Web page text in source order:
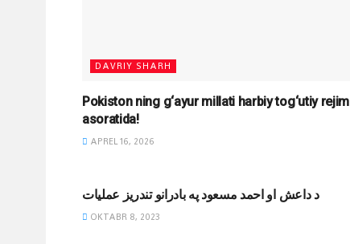
DAVRIY SHARH
Pokiston ning g‘ayur millati harbiy tog‘utiy rejim
asoratida!
APREL 16, 2026
د داعش او احمد مسعود په بادرانو تندريز عمليات
OKTABR 8, 2023